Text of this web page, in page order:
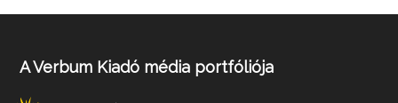
A Verbum Kiadó média portfóliója